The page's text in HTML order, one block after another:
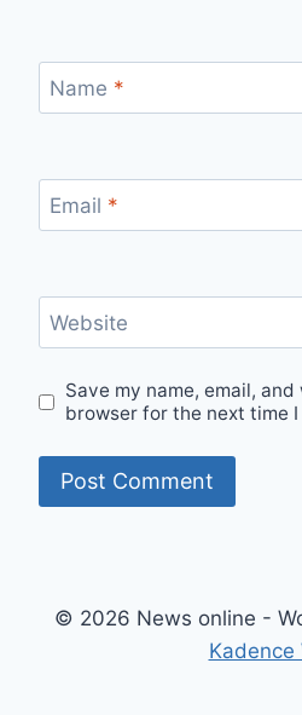
Name *
Email *
Website
Save my name, email,
browser for the next time I
© 2026 News online -
Kadence